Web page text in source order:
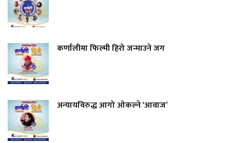
कर्णालीमा फिल्मी हिरो जन्माउने जग
अन्यायविरुद्ध आगो ओकल्ने ‘आवाज’